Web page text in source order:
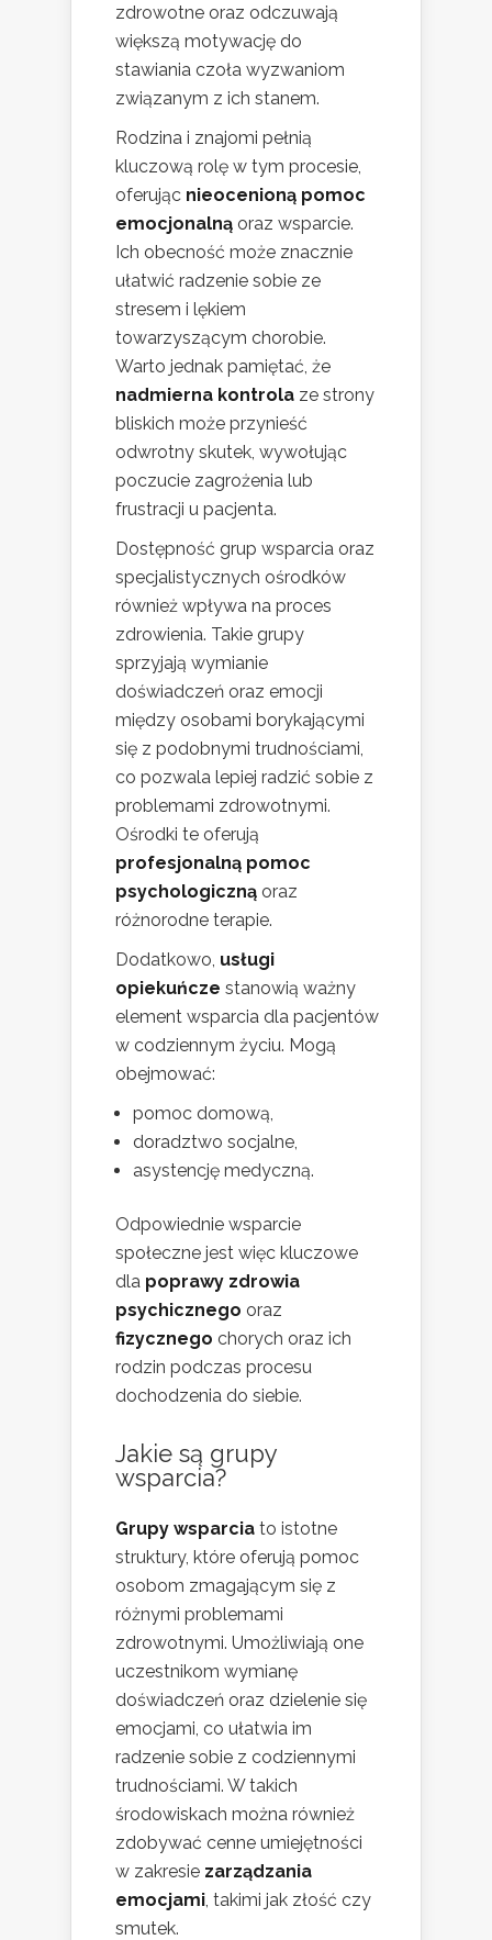
zdrowotne oraz odczuwają
większą motywację do
stawiania czoła wyzwaniom
związanym z ich stanem.
Rodzina i znajomi pełnią
kluczową rolę w tym procesie,
oferując nieocenioną pomoc
emocjonalną oraz wsparcie.
Ich obecność może znacznie
ułatwić radzenie sobie ze
stresem i lękiem
towarzyszącym chorobie.
Warto jednak pamiętać, że
nadmierna kontrola ze strony
bliskich może przynieść
odwrotny skutek, wywołując
poczucie zagrożenia lub
frustracji u pacjenta.
Dostępność grup wsparcia oraz
specjalistycznych ośrodków
również wpływa na proces
zdrowienia. Takie grupy
sprzyjają wymianie
doświadczeń oraz emocji
między osobami borykającymi
się z podobnymi trudnościami,
co pozwala lepiej radzić sobie z
problemami zdrowotnymi.
Ośrodki te oferują
profesjonalną pomoc
psychologiczną oraz
różnorodne terapie.
Dodatkowo, usługi
opiekuńcze stanowią ważny
element wsparcia dla pacjentów
w codziennym życiu. Mogą
obejmować:
pomoc domową,
doradztwo socjalne,
asystencję medyczną.
Odpowiednie wsparcie
społeczne jest więc kluczowe
dla poprawy zdrowia
psychicznego oraz
fizycznego chorych oraz ich
rodzin podczas procesu
dochodzenia do siebie.
Jakie są grupy
wsparcia?
Grupy wsparcia to istotne
struktury, które oferują pomoc
osobom zmagającym się z
różnymi problemami
zdrowotnymi. Umożliwiają one
uczestnikom wymianę
doświadczeń oraz dzielenie się
emocjami, co ułatwia im
radzenie sobie z codziennymi
trudnościami. W takich
środowiskach można również
zdobywać cenne umiejętności
w zakresie zarządzania
emocjami , takimi jak złość czy
smutek.